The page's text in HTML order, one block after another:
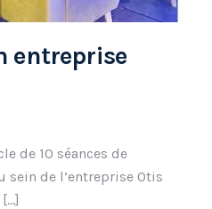
entreprise
de 10 séances de
sein de l’entreprise Otis